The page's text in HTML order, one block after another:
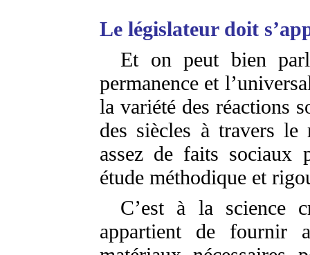
Le législateur doit
Et on peut bien
permanence et
la variété des réactions
des siècles à travers le
assez de faits sociaux
étude méthodique et
C’est à la science
appartient de fournir